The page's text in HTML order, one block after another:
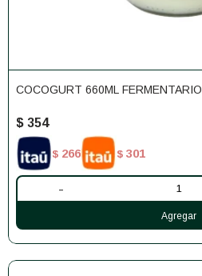
COCOGURT 660ML FERMENTARIO
$ 354
$ 266 $ 301
-